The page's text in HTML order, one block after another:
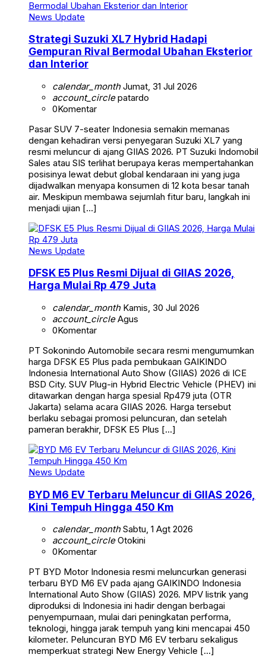
News Update
Strategi Suzuki XL7 Hybrid Hadapi
Gempuran Rival Bermodal Ubahan Eksterior
dan Interior
calendar_monthJumat, 31 Jul 2026
account_circlepatardo
0Komentar
Pasar SUV 7-seater Indonesia semakin memanas
dengan kehadiran versi penyegaran Suzuki XL7 yang
resmi meluncur di ajang GIIAS 2026. PT Suzuki Indomobil
Sales atau SIS terlihat berupaya keras mempertahankan
posisinya lewat debut global kendaraan ini yang juga
dijadwalkan menyapa konsumen di 12 kota besar tanah
air. Meskipun membawa sejumlah fitur baru, langkah ini
menjadi ujian […]
News Update
DFSK E5 Plus Resmi Dijual di GIIAS 2026,
Harga Mulai Rp 479 Juta
calendar_monthKamis, 30 Jul 2026
account_circleAgus
0Komentar
PT Sokonindo Automobile secara resmi mengumumkan
harga DFSK E5 Plus pada pembukaan GAIKINDO
Indonesia International Auto Show (GIIAS) 2026 di ICE
BSD City. SUV Plug-in Hybrid Electric Vehicle (PHEV) ini
ditawarkan dengan harga spesial Rp479 juta (OTR
Jakarta) selama acara GIIAS 2026. Harga tersebut
berlaku sebagai promosi peluncuran, dan setelah
pameran berakhir, DFSK E5 Plus […]
News Update
BYD M6 EV Terbaru Meluncur di GIIAS 2026,
Kini Tempuh Hingga 450 Km
calendar_monthSabtu, 1 Agt 2026
account_circleOtokini
0Komentar
PT BYD Motor Indonesia resmi meluncurkan generasi
terbaru BYD M6 EV pada ajang GAIKINDO Indonesia
International Auto Show (GIIAS) 2026. MPV listrik yang
diproduksi di Indonesia ini hadir dengan berbagai
penyempurnaan, mulai dari peningkatan performa,
teknologi, hingga jarak tempuh yang kini mencapai 450
kilometer. Peluncuran BYD M6 EV terbaru sekaligus
memperkuat strategi New Energy Vehicle […]